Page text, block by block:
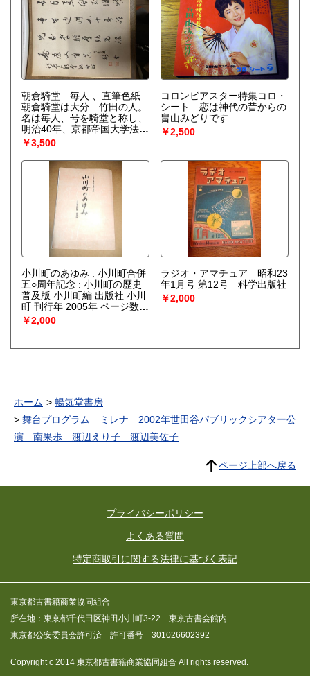
朝倉騎堂 毎人 、直筆色紙
朝倉騎堂は大分 竹田の人。
名は毎人、号を騎堂と称し、
明治40年、京都帝国大学法科
卒。富士紡績や昭和紡績の社
長を務めるなど、実業家とし
て活躍。昭和6年から7年にか
けては、衆議院議員も務め
た。かたわら、騎堂と号し、
詩や書を遺している。大正15
年から昭和21年まで書き綴っ
た『朝倉毎人日記』は、よく
知られている。
￥3,500
コロンビアスター特集コロ・
シート 恋は神代の昔からの
畠山みどりです
￥2,500
小川町のあゆみ : 小川町合併
五○周年記念 : 小川町の歴史
普及版 小川町編 出版社 小川
町 刊行年 2005年 ページ数
240p サイズ 30cm
￥2,000
ラジオ・アマチュア 昭和23
年1月号 第12号 科学出版社
￥2,000
ホーム
暢気堂書房
舞台プログラム ミレナ 2002年世田谷パブリックシアター公
演 南果歩 渡辺えり子 渡辺美佐子
ページ上部へ戻る
プライバシーポリシー
よくある質問
特定商取引に関する法律に基づく表記
東京都古書籍商業協同組合
所在地：東京都千代田区神田小川町3-22 東京古書会館内
東京都公安委員会許可済 許可番号 301026602392
Copyright c 2014 東京都古書籍商業協同組合 All rights reserved.